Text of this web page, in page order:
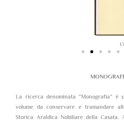
La ricerca denominata “Monografia” è
volume da conservare e tramandare
Storica Araldica Nobiliare della Casata.